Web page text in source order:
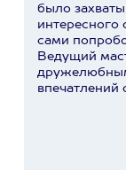
было
интересного
сами
Ведущий
впечатлений